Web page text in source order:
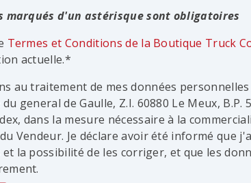
marqués d'un astérisque sont obligatoires
Termes et Conditions de la Boutique Truck
actuelle.
au traitement de mes données personnelles
du general de Gaulle, Z.I. 60880 Le Meux, B.P.
dans la mesure nécessaire à la
Vendeur. Je déclare avoir été informé que
et la possibilité de les corriger, et que les